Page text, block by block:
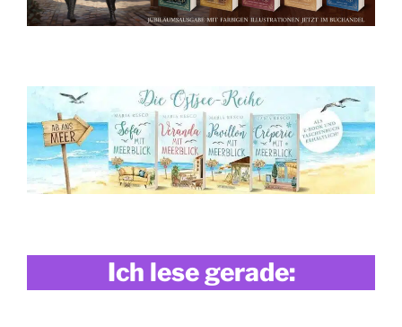
Ich lese gerade: